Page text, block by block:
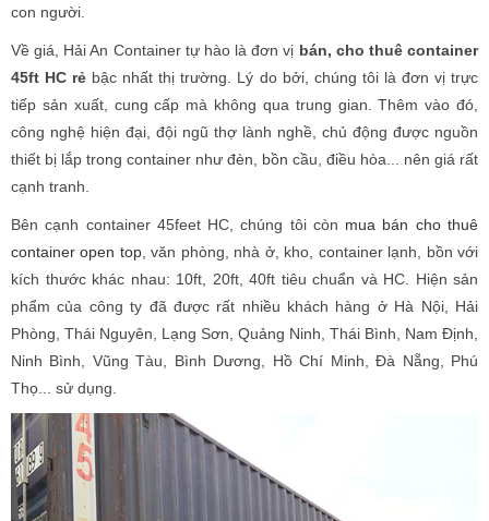
con người.
Về giá, Hải An Container tự hào là đơn vị bán, cho thuê container
45ft HC rẻ bậc nhất thị trường. Lý do bởi, chúng tôi là đơn vị trực
tiếp sản xuất, cung cấp mà không qua trung gian. Thêm vào đó,
công nghệ hiện đại, đội ngũ thợ lành nghề, chủ động được nguồn
thiết bị lắp trong container như đèn, bồn cầu, điều hòa... nên giá rất
cạnh tranh.
Bên cạnh container 45feet HC, chúng tôi còn mua bán cho thuê
container open top, văn phòng, nhà ở, kho, container lạnh, bồn với
kích thước khác nhau: 10ft, 20ft, 40ft tiêu chuẩn và HC. Hiện sản
phẩm của công ty đã được rất nhiều khách hàng ở Hà Nội, Hải
Phòng, Thái Nguyên, Lạng Sơn, Quảng Ninh, Thái Bình, Nam Định,
Ninh Bình, Vũng Tàu, Bình Dương, Hồ Chí Minh, Đà Nẵng, Phú
Thọ... sử dụng.